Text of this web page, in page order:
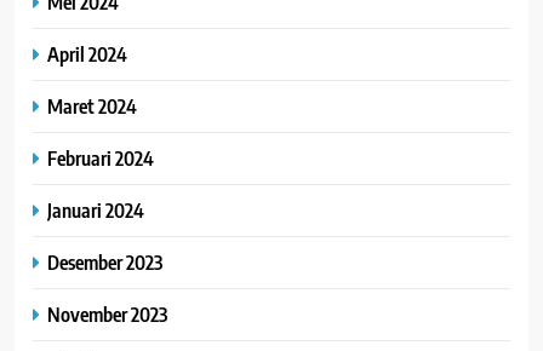
April 2024
Maret 2024
Februari 2024
Januari 2024
Desember 2023
November 2023